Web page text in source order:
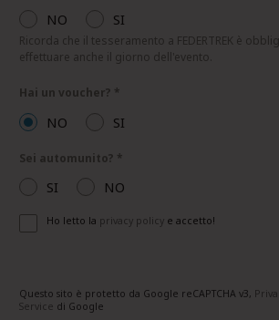
NO SI
Ricorda che il tesseramento a FEDERTREK è
effettuare anche il giorno dell'evento.
Hai un voucher? *
NO SI
Sei automunito? *
SI NO
Ho letto la privacy policy e accetto!
Questo sito è protetto da Google reCAPTCHA v3,
Service di Google